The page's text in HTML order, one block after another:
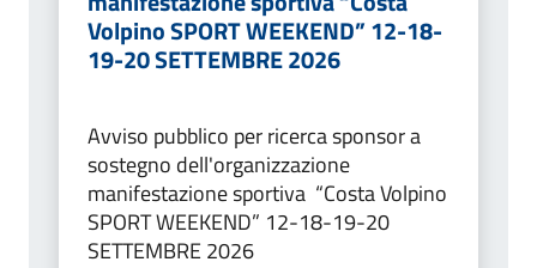
Volpino SPORT WEEKEND” 12-18-
19-20 SETTEMBRE 2026
Avviso pubblico per ricerca sponsor a
sostegno dell'organizzazione
manifestazione sportiva “Costa Volpino
SPORT WEEKEND” 12-18-19-20
SETTEMBRE 2026